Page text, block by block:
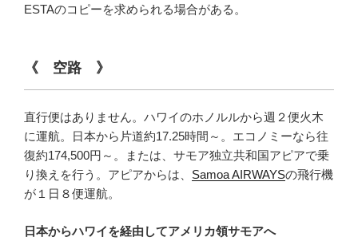
ESTAのコピーを求められる場合がある。
《 空路 》
直行便はありません。ハワイのホノルルから週２便火木
に運航。日本から片道約17.25時間～。エコノミーなら往
復約174,500円～。または、サモア独立共和国アピアで乗
り換えを行う。アピアからは、 Samoa AIRWAYSの飛行機
が１日８便運航。
日本からハワイを経由してアメリカ領サモアへ